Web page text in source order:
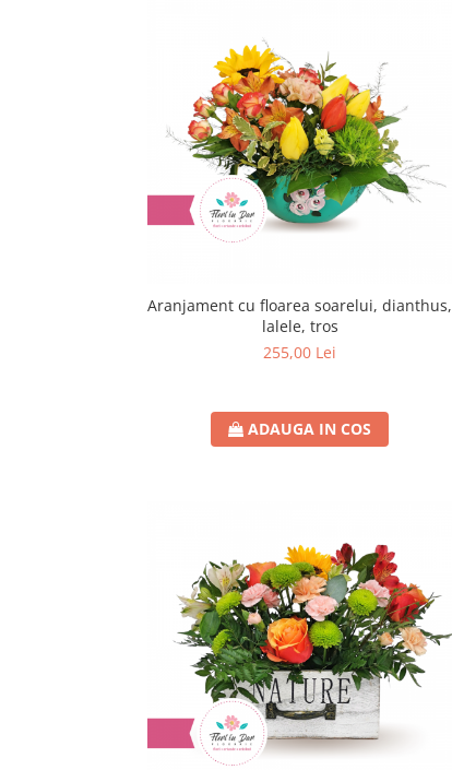
Aranjament cu floarea soarelui, dianthus,
lalele, tros
255,00 Lei
ADAUGA IN COS